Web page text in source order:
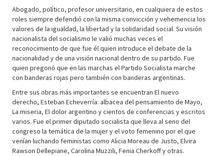
Abogado, político, profesor universitario, en cualquiera de estos
roles siempre defendió con la misma convicción y vehemencia los
valores de la igualdad, la libertad y la solidaridad social. Su visión
nacionalista del socialismo le valió muchas veces el
reconocimiento de que fue él quien introduce el debate de la
nacionalidad y de una visión nacional dentro de su partido. Fue
quien pregonó que en las marchas el Partido Socialista marche
con banderas rojas pero también con banderas argentinas.
Entre sus obras más importantes se encuentran El nuevo
derecho, Esteban Echeverría: albacea del pensamiento de Mayo,
La miseria, El dolor argentino y cientos de conferencias y escritos
varios. Fue el primer diputado socialista que lleva al seno del
congreso la temática de la mujer y el voto femenino por el que
venían luchando feministas como Alicia Moreau de Justo, Elvira
Rawson Dellepiane, Carolina Muzzili, Fenia Cherkoff y otras.